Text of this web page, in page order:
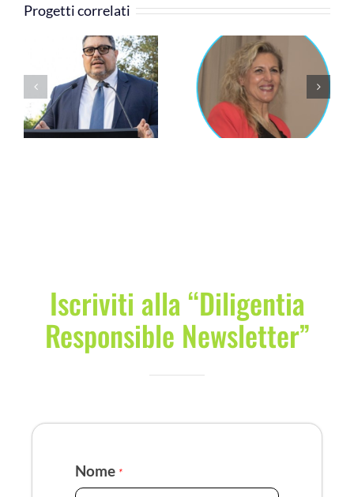
Progetti correlati
Cinzia Rossi Silvia Grandi
Iscriviti alla “Diligentia
Responsible Newsletter”
Nome *